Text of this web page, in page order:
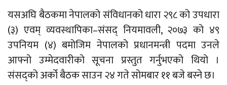
यसअघि बैठकमा नेपालको संविधानको धारा २९८ को उपधारा
(३) एवम् व्यवस्थापिका–संसद् नियमावली, २०७३ को ४९
उपनियम (४) बमोजिम नेपालको प्रधानमन्त्री पदमा उनले
आफ्नो उम्मेदवारीको सूचना प्रस्तुत गर्नुभएको थियो ।
संसद्को अर्को बैठक साउन २४ गते सोमबार ११ बजे बस्ने छ।